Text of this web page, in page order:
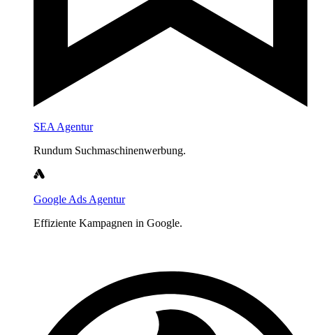
SEA Agentur
Rundum Suchmaschinenwerbung.
Google Ads Agentur
Effiziente Kampagnen in Google.